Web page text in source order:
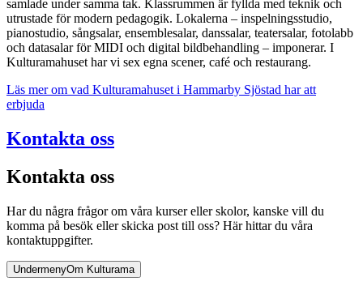
samlade under samma tak. Klassrummen är fyllda med teknik och
utrustade för modern pedagogik. Lokalerna – inspelningsstudio,
pianostudio, sångsalar, ensemblesalar, danssalar, teatersalar, fotolabb
och datasalar för MIDI och digital bildbehandling – imponerar. I
Kulturamahuset har vi sex egna scener, café och restaurang.
Läs mer om vad Kulturamahuset i Hammarby Sjöstad har att
erbjuda
Kontakta oss
Kontakta oss
Har du några frågor om våra kurser eller skolor, kanske vill du
komma på besök eller skicka post till oss? Här hittar du våra
kontaktuppgifter.
UndermenyOm Kulturama